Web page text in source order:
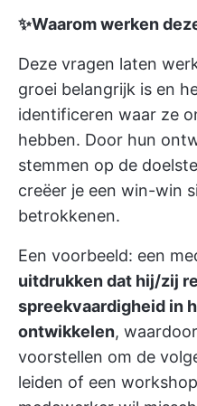
✨Waarom werken
Deze vragen laten
groei belangrijk is en
identificeren waar ze
hebben. Door hun
stemmen op de
creëer je een win-win
betrokkenen.
Een voorbeeld: een
uitdrukken dat hij/zij
spreekvaardigheid in
ontwikkelen,
voorstellen om de
leiden of een